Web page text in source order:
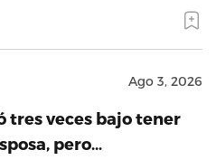
Ago 3, 2026
tres veces bajo tener
pero…